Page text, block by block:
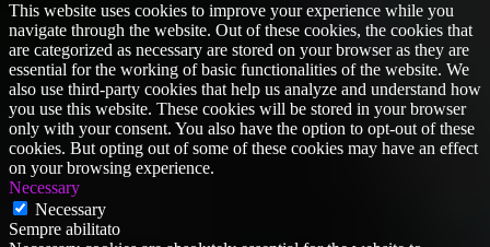
This website uses cookies to improve your experience while you
navigate through the website. Out of these cookies, the cookies that
are categorized as necessary are stored on your browser as they are
essential for the working of basic functionalities of the website. We
also use third-party cookies that help us analyze and understand how
you use this website. These cookies will be stored in your browser
only with your consent. You also have the option to opt-out of these
cookies. But opting out of some of these cookies may have an effect
on your browsing experience.
Necessary
Necessary
Sempre abilitato